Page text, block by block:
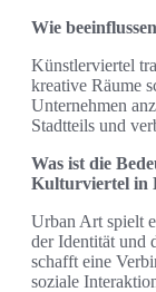
Wie
Künstlerviertel
kreative Räume
Unternehmen
Stadtteils und
Was ist die
Kulturviertel in
Urban Art spielt
der Identität und
schafft eine
soziale